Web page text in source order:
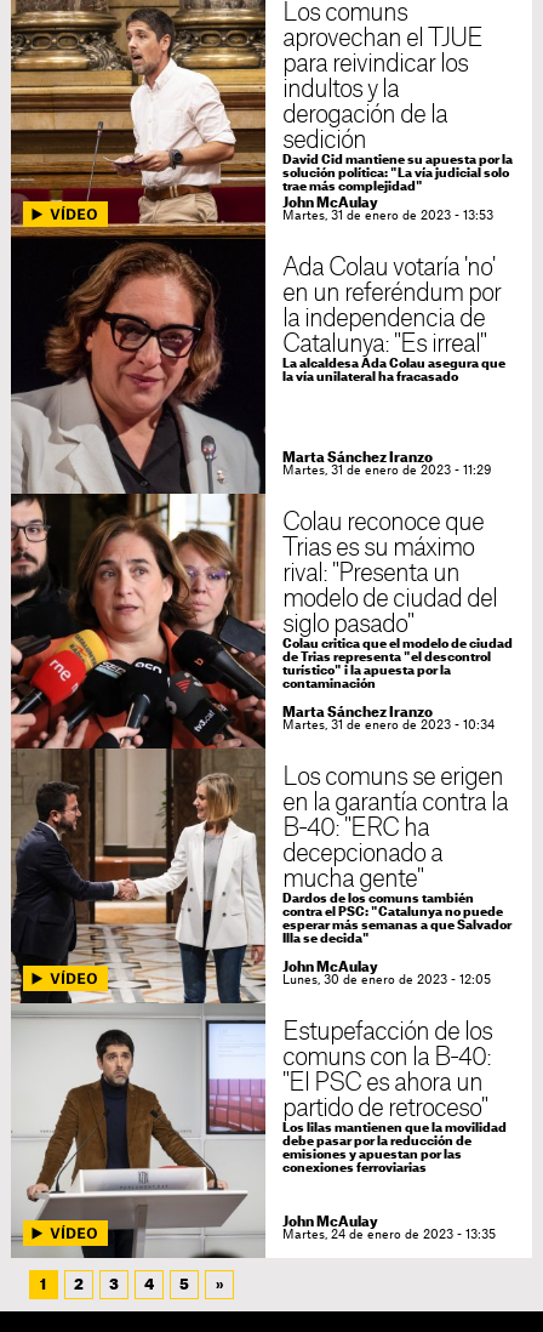
Los comuns
aprovechan el TJUE
para reivindicar los
indultos y la
derogación de la
sedición
David Cid mantiene su apuesta por la
solución política: "La vía judicial solo
trae más complejidad"
John McAulay
Martes, 31 de enero de 2023 - 13:53
Ada Colau votaría 'no'
en un referéndum por
la independencia de
Catalunya: "Es irreal"
La alcaldesa Ada Colau asegura que
la vía unilateral ha fracasado
Marta Sánchez Iranzo
Martes, 31 de enero de 2023 - 11:29
Colau reconoce que
Trias es su máximo
rival: "Presenta un
modelo de ciudad del
siglo pasado"
Colau critica que el modelo de ciudad
de Trias representa "el descontrol
turístico" i la apuesta por la
contaminación
Marta Sánchez Iranzo
Martes, 31 de enero de 2023 - 10:34
Los comuns se erigen
en la garantía contra la
B-40: "ERC ha
decepcionado a
mucha gente"
Dardos de los comuns también
contra el PSC: "Catalunya no puede
esperar más semanas a que Salvador
Illa se decida"
John McAulay
Lunes, 30 de enero de 2023 - 12:05
Estupefacción de los
comuns con la B-40:
"El PSC es ahora un
partido de retroceso"
Los lilas mantienen que la movilidad
debe pasar por la reducción de
emisiones y apuestan por las
conexiones ferroviarias
John McAulay
Martes, 24 de enero de 2023 - 13:35
1 2 3 4 5 »